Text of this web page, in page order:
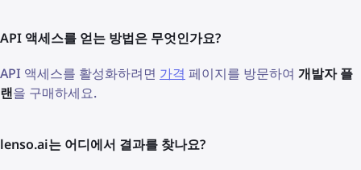
API 액세스를 얻는 방법은 무엇인가요?
API 액세스를 활성화하려면 가격 페이지를 방문하여 개발자 플
랜을 구매하세요.
lenso.ai는 어디에서 결과를 찾나요?